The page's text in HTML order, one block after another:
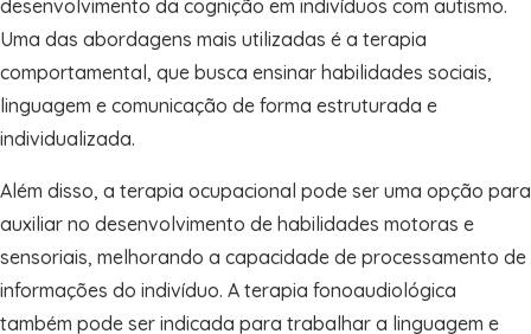
desenvolvimento da cognição em indivíduos com autismo.
Uma das abordagens mais utilizadas é a terapia
comportamental, que busca ensinar habilidades sociais,
linguagem e comunicação de forma estruturada e
individualizada.
Além disso, a terapia ocupacional pode ser uma opção para
auxiliar no desenvolvimento de habilidades motoras e
sensoriais, melhorando a capacidade de processamento de
informações do indivíduo. A terapia fonoaudiológica
também pode ser indicada para trabalhar a linguagem e